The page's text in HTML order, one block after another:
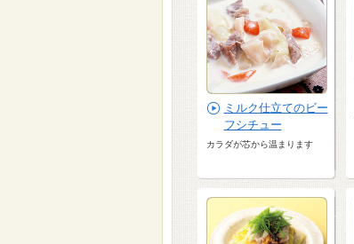
ミルク仕立てのビー
フシチュー
カラダが芯から温まります